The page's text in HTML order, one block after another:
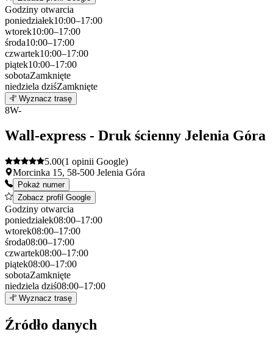
Godziny otwarcia
poniedziałek10:00–17:00
wtorek10:00–17:00
środa10:00–17:00
czwartek10:00–17:00
piątek10:00–17:00
sobotaZamknięte
niedziela dziśZamknięte
+
−
Wyznacz trasę
8W-
Wall-express - Druk ścienny Jelenia Góra
5.00(1 opinii Google)
Morcinka 15, 58-500 Jelenia Góra
Pokaż numer
Zobacz profil Google
Godziny otwarcia
poniedziałek08:00–17:00
wtorek08:00–17:00
środa08:00–17:00
czwartek08:00–17:00
piątek08:00–17:00
sobotaZamknięte
niedziela dziś08:00–17:00
+
−
Wyznacz trasę
Źródło danych